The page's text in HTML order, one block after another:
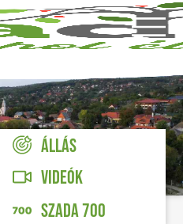
ÁLLÁS
VIDEÓK
SZADA 700